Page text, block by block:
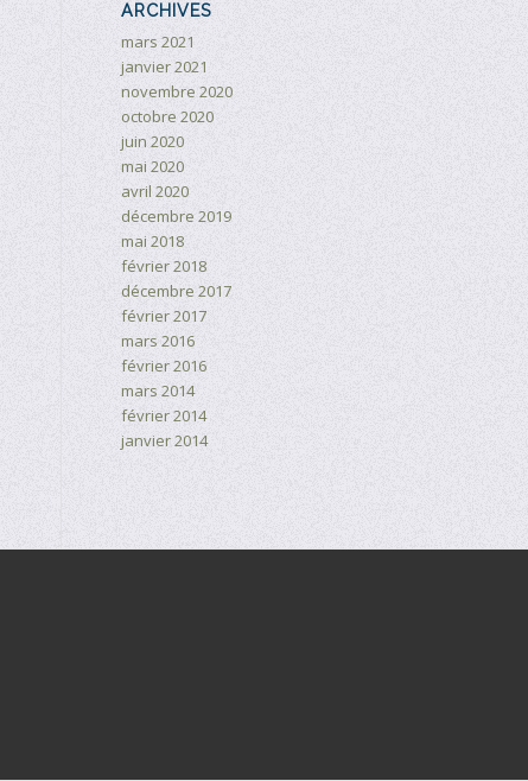
ARCHIVES
mars 2021
janvier 2021
novembre 2020
octobre 2020
juin 2020
mai 2020
avril 2020
décembre 2019
mai 2018
février 2018
décembre 2017
février 2017
mars 2016
février 2016
mars 2014
février 2014
janvier 2014